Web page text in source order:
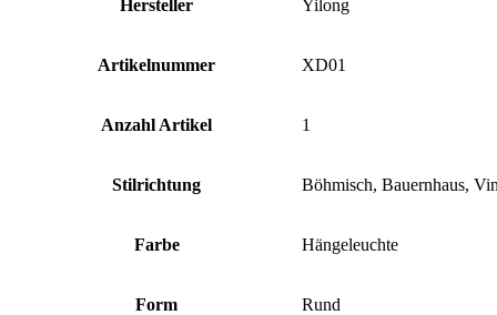
Hersteller ‎Yilong
Artikelnummer ‎XD01
Anzahl Artikel ‎1
Stilrichtung ‎Böhmisch, Bauernhaus,
Farbe ‎Hängeleuchte
Form ‎Rund